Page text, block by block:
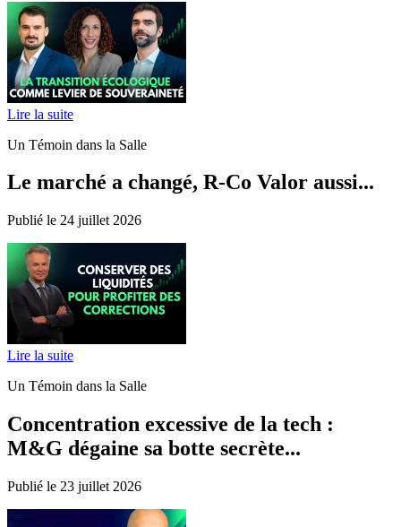
Lire la suite
Un Témoin dans la Salle
Le marché a changé, R-Co Valor aussi...
Publié le 24 juillet 2026
Lire la suite
Un Témoin dans la Salle
Concentration excessive de la tech :
M&G dégaine sa botte secrète...
Publié le 23 juillet 2026